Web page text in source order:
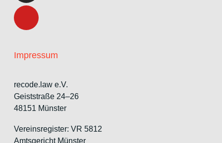
Impressum
recode.law e.V.
Geiststraße 24–26
48151 Münster
Vereinsregister: VR 5812
Amtsgericht Münster